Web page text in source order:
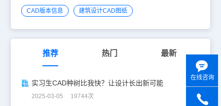
CAD版本信息 建筑设计CAD图纸
推荐 热门 最新
实习生CAD种树比我快？让设计长出新可能
2025-03-05 19744次
在线咨询